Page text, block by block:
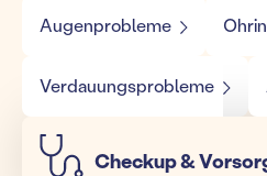
Augenprobleme
Verdauungsprobleme
Checkup &